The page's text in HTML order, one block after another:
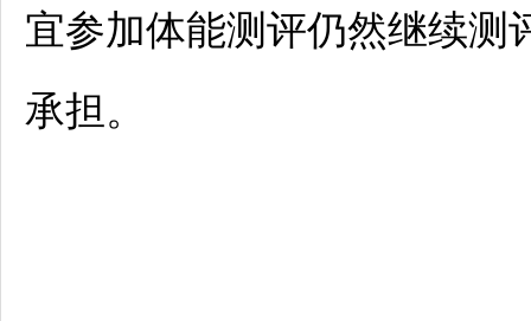
宜参加体能测评仍然继续测
承担。